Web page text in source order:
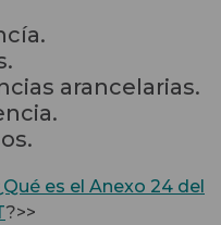
arancelarias.
es el Anexo 24 del
?>>